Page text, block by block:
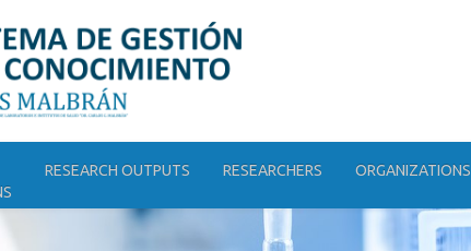
RESEARCH OUTPUTS RESEARCHERS ORGANIZATIONS